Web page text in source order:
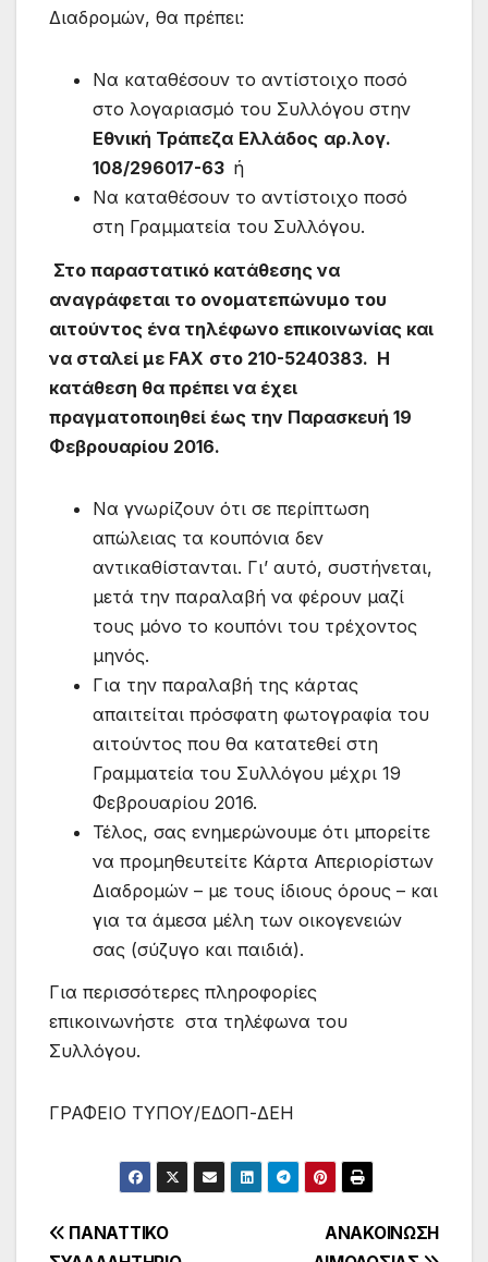
Διαδρομών, θα πρέπει:
Να καταθέσουν το αντίστοιχο ποσό
στο λογαριασμό του Συλλόγου στην
Εθνική Τράπεζα Ελλάδος αρ.λογ.
108/296017-63 ή
Να καταθέσουν το αντίστοιχο ποσό
στη Γραμματεία του Συλλόγου.
Στο παραστατικό κατάθεσης να
αναγράφεται το ονοματεπώνυμο του
αιτούντος ένα τηλέφωνο επικοινωνίας και
να σταλεί με FAX στο 210-5240383. Η
κατάθεση θα πρέπει να έχει
πραγματοποιηθεί έως την Παρασκευή 19
Φεβρουαρίου 2016.
Να γνωρίζουν ότι σε περίπτωση
απώλειας τα κουπόνια δεν
αντικαθίστανται. Γι’ αυτό, συστήνεται,
μετά την παραλαβή να φέρουν μαζί
τους μόνο το κουπόνι του τρέχοντος
μηνός.
Για την παραλαβή της κάρτας
απαιτείται πρόσφατη φωτογραφία του
αιτούντος που θα κατατεθεί στη
Γραμματεία του Συλλόγου μέχρι 19
Φεβρουαρίου 2016.
Τέλος, σας ενημερώνουμε ότι μπορείτε
να προμηθευτείτε Κάρτα Απεριορίστων
Διαδρομών – με τους ίδιους όρους – και
για τα άμεσα μέλη των οικογενειών
σας (σύζυγο και παιδιά).
Για περισσότερες πληροφορίες
επικοινωνήστε στα τηλέφωνα του
Συλλόγου.
ΓΡΑΦΕΙΟ ΤΥΠΟΥ/ΕΔΟΠ-ΔΕΗ
Πλοήγηση
ΑΝΑΚΟΙΝΩΣΗ
ΠΑΝΑΤΤΙΚΟ